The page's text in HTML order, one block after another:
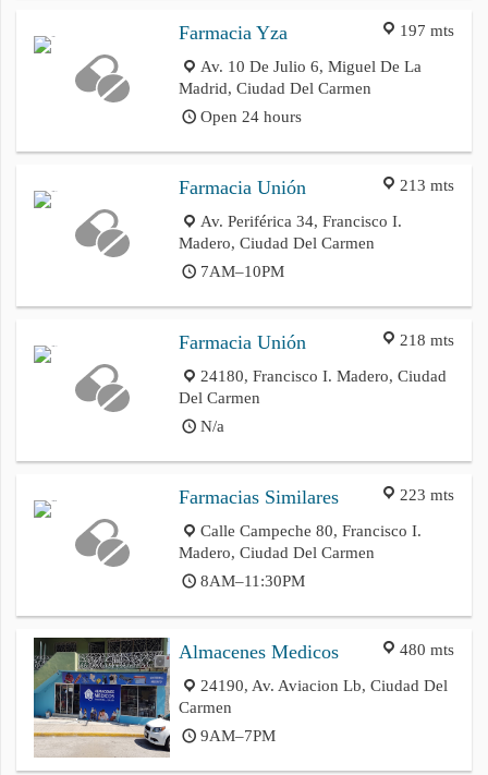
197 mts
Farmacia Yza
Av. 10 De Julio 6, Miguel De La
Madrid, Ciudad Del Carmen
Open 24 hours
213 mts
Farmacia Unión
Av. Periférica 34, Francisco I.
Madero, Ciudad Del Carmen
7AM–10PM
218 mts
Farmacia Unión
24180, Francisco I. Madero, Ciudad
Del Carmen
N/a
223 mts
Farmacias Similares
Calle Campeche 80, Francisco I.
Madero, Ciudad Del Carmen
8AM–11:30PM
480 mts
Almacenes Medicos
24190, Av. Aviacion Lb, Ciudad Del
Carmen
9AM–7PM